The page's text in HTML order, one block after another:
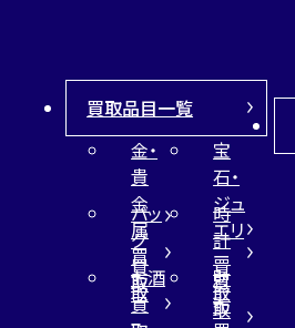
買取品目一覧
金・
貴
金
属
買
取
宝
石・
ジュ
エリ
ー
買
取
バッ
グ
買
取
時
計
買
取
お酒
買
財
布